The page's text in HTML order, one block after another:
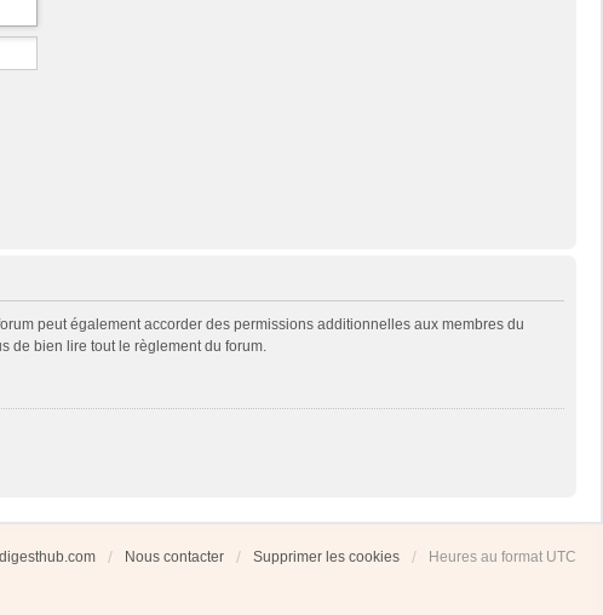
peut également accorder des permissions additionnelles aux membres du
de bien lire tout le règlement du forum.
Nous contacter Supprimer les cookies Heures au format UTC